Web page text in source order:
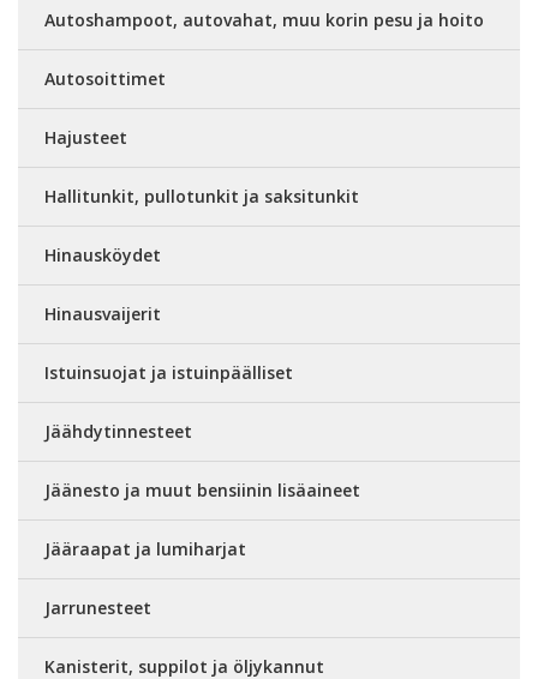
Autoshampoot, autovahat, muu korin pesu ja hoito
Autosoittimet
Hajusteet
Hallitunkit, pullotunkit ja saksitunkit
Hinausköydet
Hinausvaijerit
Istuinsuojat ja istuinpäälliset
Jäähdytinnesteet
Jäänesto ja muut bensiinin lisäaineet
Jääraapat ja lumiharjat
Jarrunesteet
Kanisterit, suppilot ja öljykannut